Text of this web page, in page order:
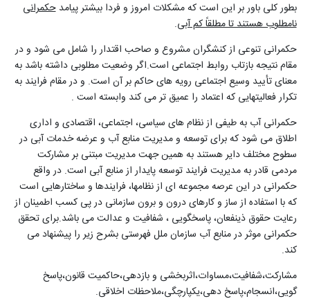
بطور کلی باور بر این است که مشکلات امروز و فردا بیشتر پیامدحکمرانی
نامطلوب هستند تا مطلقاً کم آبی.
حکمرانی تنوعی از کنشگران مشروع و صاحب اقتدار را شامل می شود و در
مقام نتیجه بازتاب روابط اجتماعی است.اگر وضعیت مطلوبی داشته باشد به
معنای تأیید وسیع اجتماعی رویه های حاکم بر آن است. و در مقام فرایند به
تکرار فعالیتهایی که اعتماد را عمیق تر می کند وابسته است .
حکمرانی آب به طیفی از نظام های سیاسی، اجتماعی، اقتصادی و اداری
اطلاق می شود که برای توسعه و مدیریت منابع آب و عرضه خدمات آبی در
سطوح مختلف دایر هستند به همین جهت مدیریت مبتنی بر مشارکت
مردمی قادر به مدیریت فرایند توسعه پایدار از منابع آبی است. در واقع
حکمرانی در این عرصه مجموعه ای از نظامها، فرایندها و ساختارهایی است
که با استفاده از ساز و کارهای درون و برون سازمانی در پی کسب اطمینان از
رعایت حقوق ذینفعان، پاسخگویی ، شفافیت و عدالت می باشد.برای تحقق
حکمرانی موثر در منابع آب سازمان ملل فهرستی بشرح زیر را پیشنهاد می
کند.
مشارکت،شفافیت،مساوات،اثربخشی و بازدهی،حاکمیت قانون،پاسخ
گویی،انسجام،پاسخ دهی،یکپارچگی،ملاحظات اخلاقی.